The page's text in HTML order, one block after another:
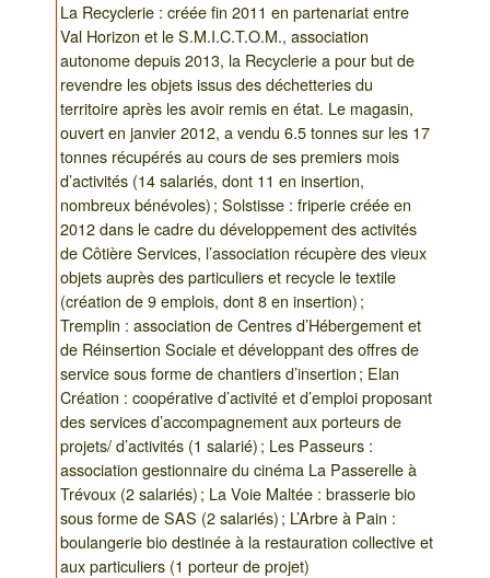
La Recyclerie : créée fin 2011 en partenariat entre
Val Horizon et le S.M.I.C.T.O.M., association
autonome depuis 2013, la Recyclerie a pour but de
revendre les objets issus des déchetteries du
territoire après les avoir remis en état. Le magasin,
ouvert en janvier 2012, a vendu 6.5 tonnes sur les 17
tonnes récupérés au cours de ses premiers mois
d’activités (14 salariés, dont 11 en insertion,
nombreux bénévoles) ; Solstisse : friperie créée en
2012 dans le cadre du développement des activités
de Côtière Services, l’association récupère des vieux
objets auprès des particuliers et recycle le textile
(création de 9 emplois, dont 8 en insertion) ;
Tremplin : association de Centres d’Hébergement et
de Réinsertion Sociale et développant des offres de
service sous forme de chantiers d’insertion ; Elan
Création : coopérative d’activité et d’emploi proposant
des services d’accompagnement aux porteurs de
projets/ d’activités (1 salarié) ; Les Passeurs :
association gestionnaire du cinéma La Passerelle à
Trévoux (2 salariés) ; La Voie Maltée : brasserie bio
sous forme de SAS (2 salariés) ; L’Arbre à Pain :
boulangerie bio destinée à la restauration collective et
aux particuliers (1 porteur de projet)